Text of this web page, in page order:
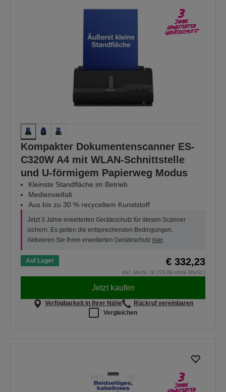
Kompakter Dokumentenscanner ES-
C320W A4 mit WLAN-Schnittstelle
und U-förmigem Papierweg Modus
Kleinste Standfläche im Betrieb
Medienvielfalt
Aus bis zu 30 % recyceltem Kunststoff
Jetzt 3 Jahre erweiterten Geräteschutz für diesen Scanner
sichern. Es gelten die entsprechenden Bedingungen.
Aktivieren Sie Ihren erweiterten Geräteschutz hier.
Auf Lager € 332,23
inkl. MwSt. (€ 276,86 ohne MwSt.)
Jetzt kaufen
Verfügbarkeit in Ihrer Nähe
Rückruf vereinbaren
Vergleichen